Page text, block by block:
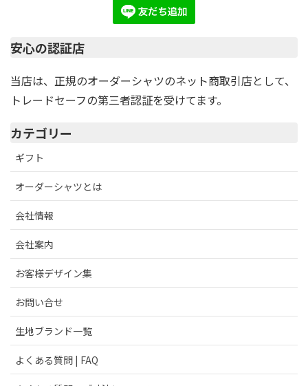
安心の認証店
当店は、正規のオーダーシャツのネット商取引店として、
トレードセーフの第三者認証を受けてます。
カテゴリー
ギフト
オーダーシャツとは
会社情報
会社案内
お客様デザイン集
お問い合せ
生地ブランド一覧
よくある質問 | FAQ